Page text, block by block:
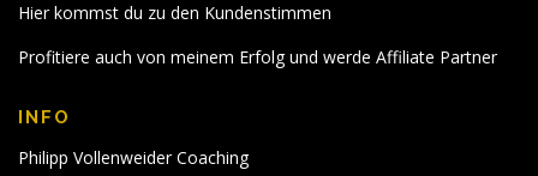
Hier kommst du zu den Kundenstimmen
Profitiere auch von meinem Erfolg und werde Affiliate Partner
INFO
Philipp Vollenweider Coaching